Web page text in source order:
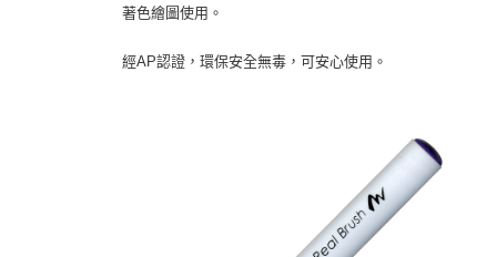
著色繪圖使用。
經AP認證，環保安全無毒，可安心使用。